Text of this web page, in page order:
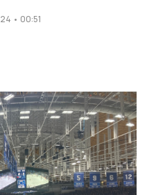
• 00:51